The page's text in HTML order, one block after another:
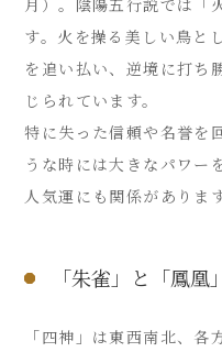
月）。陰陽五行説では「
す。火を操る美しい鳥と
を追い払い、逆境に打ち
じられています。
特に失った信頼や名誉を
うな時には大きなパワー
人気運にも関係があります
「朱雀」と「鳳
「四神」は東西南北、各